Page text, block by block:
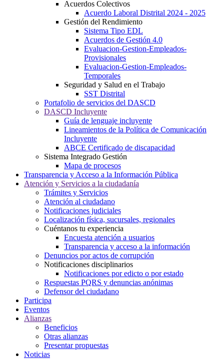
Acuerdos Colectivos
Acuerdo Laboral Distrital 2024 - 2025
Gestión del Rendimiento
Sistema Tipo EDL
Acuerdos de Gestión 4.0
Evaluacion-Gestion-Empleados-
Provisionales
Evaluacion-Gestion-Empleados-
Temporales
Seguridad y Salud en el Trabajo
SST Distrital
Portafolio de servicios del DASCD
DASCD Incluyente
Guía de lenguaje incluyente
Lineamientos de la Política de Comunicación
Incluyente
ABCE Certificado de discapacidad
Sistema Integrado Gestión
Mapa de procesos
Transparencia y Acceso a la Información Pública
Atención y Servicios a la ciudadanía
Trámites y Servicios
Atención al ciudadano
Notificaciones judiciales
Localización física, sucursales, regionales
Cuéntanos tu experiencia
Encuesta atención a usuarios
Transparencia y acceso a la información
Denuncios por actos de corrupción
Notificaciones disciplinarios
Notificaciones por edicto o por estado
Respuestas PQRS y denuncias anónimas
Defensor del ciudadano
Participa
Eventos
Alianzas
Beneficios
Otras alianzas
Presentar propuestas
Noticias